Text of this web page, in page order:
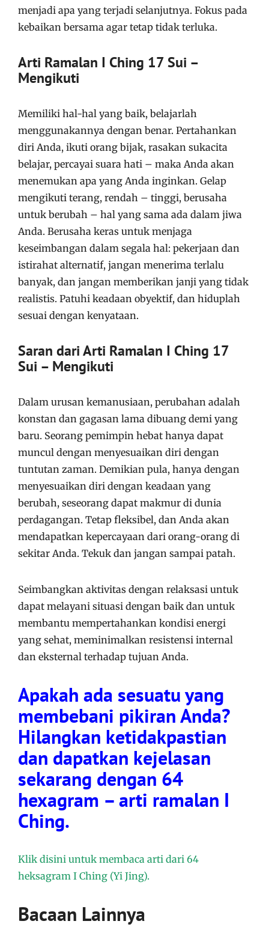
menjadi apa yang terjadi selanjutnya. Fokus pada
kebaikan bersama agar tetap tidak terluka.
Arti Ramalan I Ching 17 Sui –
Mengikuti
Memiliki hal-hal yang baik, belajarlah
menggunakannya dengan benar. Pertahankan
diri Anda, ikuti orang bijak, rasakan sukacita
belajar, percayai suara hati – maka Anda akan
menemukan apa yang Anda inginkan. Gelap
mengikuti terang, rendah – tinggi, berusaha
untuk berubah – hal yang sama ada dalam jiwa
Anda. Berusaha keras untuk menjaga
keseimbangan dalam segala hal: pekerjaan dan
istirahat alternatif, jangan menerima terlalu
banyak, dan jangan memberikan janji yang tidak
realistis. Patuhi keadaan obyektif, dan hiduplah
sesuai dengan kenyataan.
Saran dari Arti Ramalan I Ching 17
Sui – Mengikuti
Dalam urusan kemanusiaan, perubahan adalah
konstan dan gagasan lama dibuang demi yang
baru. Seorang pemimpin hebat hanya dapat
muncul dengan menyesuaikan diri dengan
tuntutan zaman. Demikian pula, hanya dengan
menyesuaikan diri dengan keadaan yang
berubah, seseorang dapat makmur di dunia
perdagangan. Tetap fleksibel, dan Anda akan
mendapatkan kepercayaan dari orang-orang di
sekitar Anda. Tekuk dan jangan sampai patah.
Seimbangkan aktivitas dengan relaksasi untuk
dapat melayani situasi dengan baik dan untuk
membantu mempertahankan kondisi energi
yang sehat, meminimalkan resistensi internal
dan eksternal terhadap tujuan Anda.
Apakah ada sesuatu yang
membebani pikiran Anda?
Hilangkan ketidakpastian
dan dapatkan kejelasan
sekarang dengan 64
hexagram – arti ramalan I
Ching.
Klik disini untuk membaca arti dari 64
heksagram I Ching (Yi Jing).
Bacaan Lainnya